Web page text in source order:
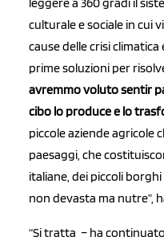
culturale e sociale in cui
cause delle crisi
prime soluzioni per
avremmo voluto sentir
cibo lo produce e lo
piccole aziende agricole
paesaggi, che
italiane, dei piccoli
non devasta ma nutre”,
“Si tratta – ha